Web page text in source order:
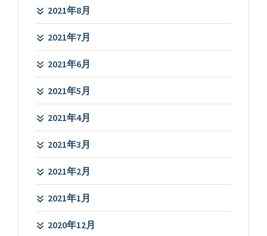
2021年8月
2021年7月
2021年6月
2021年5月
2021年4月
2021年3月
2021年2月
2021年1月
2020年12月